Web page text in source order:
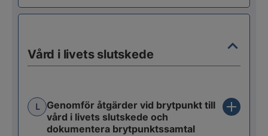
Vård i livets slutskede
L
Genomför åtgärder vid brytpunkt till
vård i livets slutskede och
dokumentera brytpunktssamtal